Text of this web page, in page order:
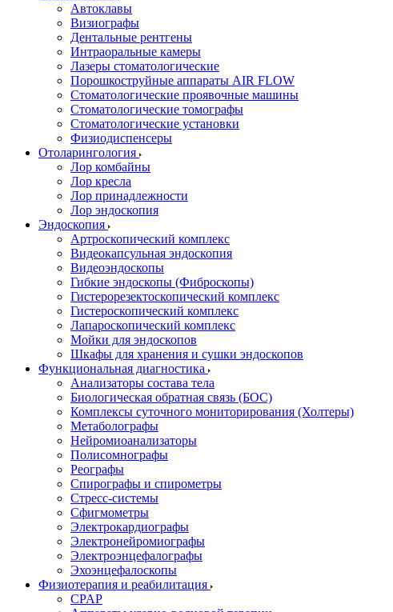
Автоклавы
Визиографы
Дентальные рентгены
Интраоральные камеры
Лазеры стоматологические
Порошкоструйные аппараты AIR FLOW
Стоматологические проявочные машины
Стоматологические томографы
Стоматологические установки
Физиодиспенсеры
Отоларингология
Лор комбайны
Лор кресла
Лор принадлежности
Лор эндоскопия
Эндоскопия
Артроскопический комплекс
Видеокапсульная эндоскопия
Видеоэндоскопы
Гибкие эндоскопы (Фиброcкопы)
Гистерорезектоскопический комплекс
Гистероскопический комплекс
Лапароскопический комплекс
Мойки для эндоскопов
Шкафы для хранения и сушки эндоскопов
Функциональная диагностика
Анализаторы состава тела
Биологическая обратная связь (БОС)
Комплексы суточного мониторирования (Холтеры)
Метаболографы
Нейромиоанализаторы
Полисомнографы
Реографы
Спирографы и спирометры
Стресс-системы
Сфигмометры
Электрокардиографы
Электронейромиографы
Электроэнцефалографы
Эхоэнцефалоскопы
Физиотерапия и реабилитация
CPAP